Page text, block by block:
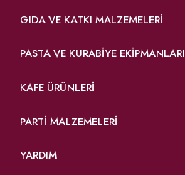
GIDA VE KATKI MALZEMELERI
PASTA VE KURABIYE EKIPMANLARI
KAFE ÜRÜNLERI
PARTI MALZEMELERI
YARDIM